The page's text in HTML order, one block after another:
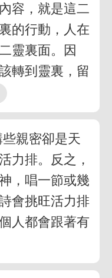
容，就是這二
的行動，人在
靈裏面。因
轉到靈裏，留
親密卻是天
力排。反之，
，唱一節或幾
會挑旺活力排
人都會跟著有